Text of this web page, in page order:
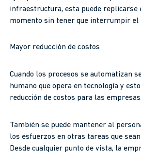
infraestructura, esta puede replicarse
momento sin tener que interrumpir el
Mayor reducción de costos
Cuando los procesos se automatizan
humano que opera en tecnología y
reducción de costos para las empresas.
También se puede mantener al
los esfuerzos en otras tareas que
Desde cualquier punto de vista, la